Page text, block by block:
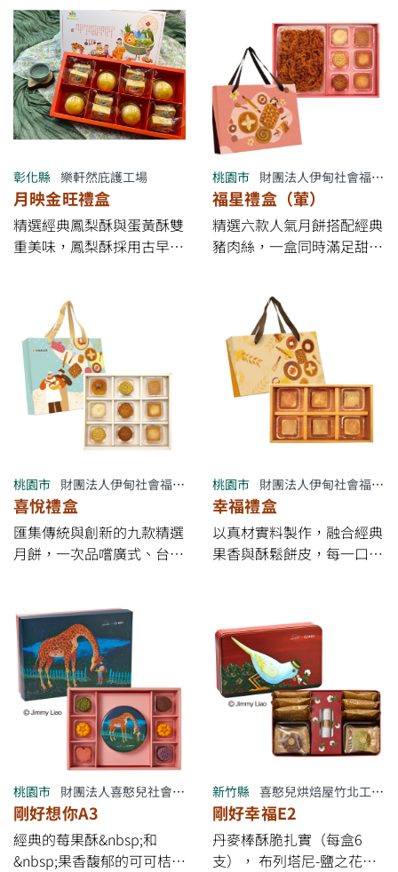
子爆米花，以及溫潤回甘的
柚皮黑糖磚，層層堆疊出豐
富的柚香滋味！ 每一口都
品嚐得到中秋的團圓與幸
福，更承載著庇護員工用心
製作的溫暖心意，讓送禮不
望。
彰化縣 樂軒然庇護工場
月映金旺禮盒
精選經典鳳梨酥與蛋黃酥雙
重美味，鳳梨酥採用古早味
現傳統台灣糕餅的懷舊風
味；蛋黃酥以層層酥香外皮
包覆綿密豆沙與鹹香蛋黃，
鹹甜交織、口感豐富。兩款
經典糕點相互輝映，傳遞團
圓、幸福與「旺來」的美好
祝福，是分享心意與佳節送
桃園市 財團法人伊甸社會福利基金會附設伊甸烘焙咖啡屋
福星禮盒（葷）
精選六款人氣月餅搭配經典
豬肉絲，一盒同時滿足甜點
餅到果香酥點，再到香氣十
足的豬肉絲（嚴選優質豬肉
製作，肉質纖維細緻、鹹香
涮嘴），打造最豐富的中秋
送禮體驗。 【早鳥促銷優
惠】 ✔ 7/17～8/16
*&quot;完成訂購付款
秋節9/11前享95折 ✔ 大量
訂購另有專案優惠 ※ *優惠
以「完成下訂付款日」為準
* ✔ 滿4000元免運費
桃園市 財團法人伊甸社會福利基金會附設伊甸烘焙咖啡屋
喜悅禮盒
匯集傳統與創新的九款精選
月餅，一次品嚐廣式、台式
典蛋黃酥、綠豆凸，到創新
的牛奶芝士麻吉月餅與黑芝
麻花生流心月餅，每一口都
展現中秋團圓的喜悅滋味！
【早鳥促銷優惠】 ✔ 7/17
～8/16 *&quot;完成訂購付
款&quot;* 享9折 ✔ 8/17～
中秋節9/11前享95折 ✔ 大
量訂購另有專案優惠 ※ *優
惠以「完成下訂付款日」為
準* ✔ 滿4000元免運費
桃園市 財團法人伊甸社會福利基金會附設伊甸烘焙咖啡屋
幸福禮盒
以真材實料製作，融合經典
果香與酥鬆餅皮，每一口都
一份幸福禮盒，都由伊甸庇
護職人用心參與製作與包
裝。 果香相伴，幸福團
圓，一份禮盒兩份心意。
【早鳥促銷優惠】 ✔ 7/17
～8/16 *&quot;完成訂購付
款&quot;* 享9折 ✔ 8/17～
量訂購另有專案優惠 ※ *優
惠以「完成下訂付款日」為
準* ✔ 滿4000元免運費
桃園市 財團法人喜憨兒社會福利基金會附設桃園南門公園庇護商店
剛好想你A3
經典的莓果酥&nbsp;和
&nbsp;果香馥郁的可可桔利
新竹縣 喜憨兒烘焙屋竹北工作站
剛好幸福E2
丹麥棒酥脆扎實（每盒6
支）， 布列塔尼-鹽之花帶